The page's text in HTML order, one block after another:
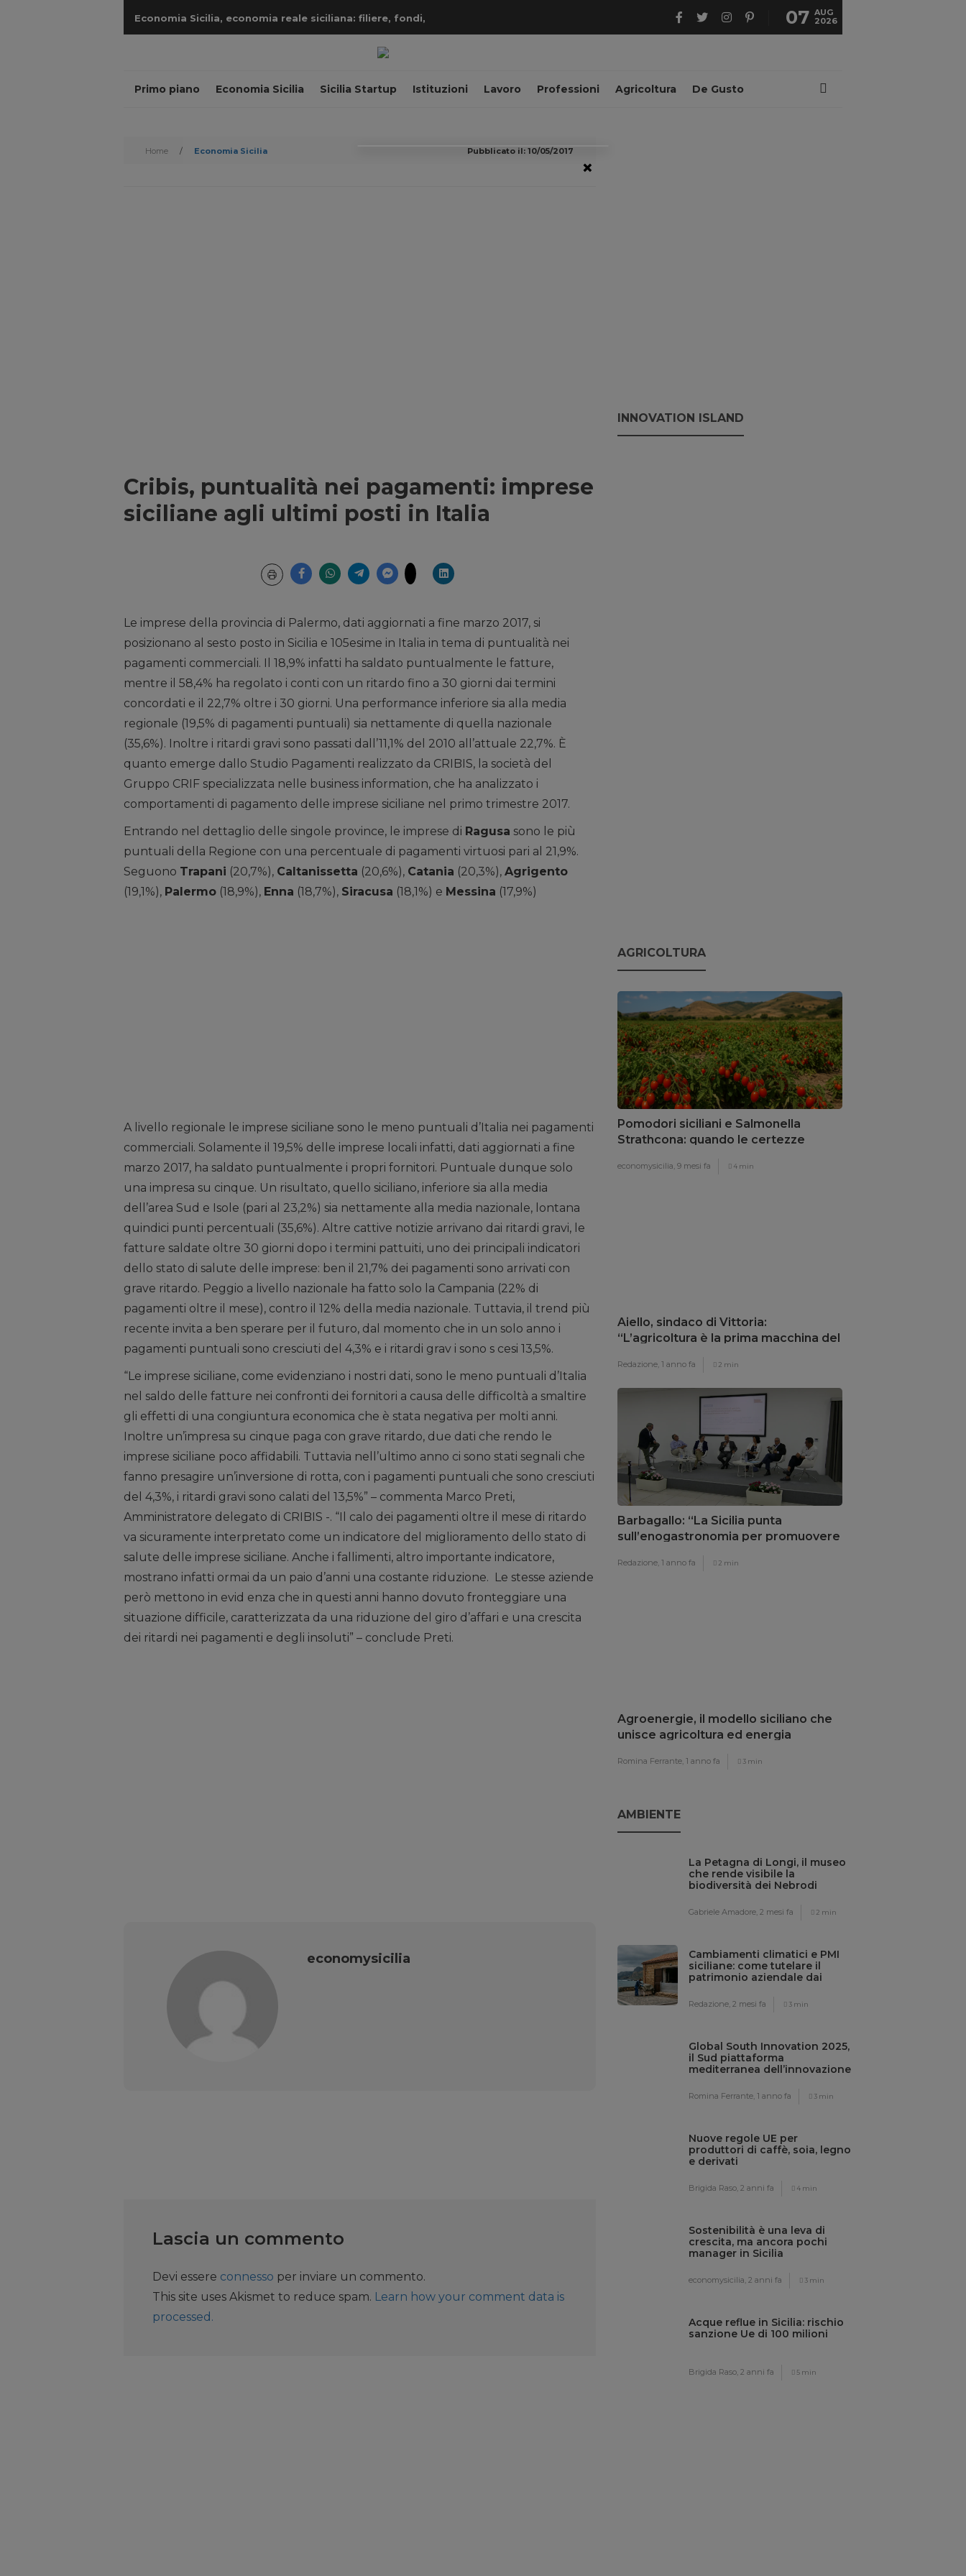
Economia Sicilia, economia reale siciliana: filiere, fondi, 07 AUG
2026
Primo piano Economia Sicilia Sicilia Startup Istituzioni Lavoro Professioni Agricoltura De Gusto
Home / Economia Sicilia Pubblicato il: 10/05/2017
Cribis, puntualità nei pagamenti: imprese
siciliane agli ultimi posti in Italia
Le imprese della provincia di Palermo, dati aggiornati a fine marzo 2017, si
posizionano al sesto posto in Sicilia e 105esime in Italia in tema di puntualità nei
pagamenti commerciali. Il 18,9% infatti ha saldato puntualmente le fatture,
mentre il 58,4% ha regolato i conti con un ritardo fino a 30 giorni dai termini
concordati e il 22,7% oltre i 30 giorni. Una performance inferiore sia alla media
regionale (19,5% di pagamenti puntuali) sia nettamente di quella nazionale
(35,6%). Inoltre i ritardi gravi sono passati dall’11,1% del 2010 all’attuale 22,7%. È
quanto emerge dallo Studio Pagamenti realizzato da CRIBIS, la società del
Gruppo CRIF specializzata nelle business information, che ha analizzato i
comportamenti di pagamento delle imprese siciliane nel primo trimestre 2017.
Entrando nel dettaglio delle singole province, le imprese di Ragusa sono le più
puntuali della Regione con una percentuale di pagamenti virtuosi pari al 21,9%.
Seguono Trapani (20,7%), Caltanissetta (20,6%), Catania (20,3%), Agrigento
(19,1%), Palermo (18,9%), Enna (18,7%), Siracusa (18,1%) e Messina (17,9%)
A livello regionale le imprese siciliane sono le meno puntuali d’Italia nei pagamenti
commerciali. Solamente il 19,5% delle imprese locali infatti, dati aggiornati a fine
marzo 2017, ha saldato puntualmente i propri fornitori. Puntuale dunque solo
una impresa su cinque. Un risultato, quello siciliano, inferiore sia alla media
dell’area Sud e Isole (pari al 23,2%) sia nettamente alla media nazionale, lontana
quindici punti percentuali (35,6%). Altre cattive notizie arrivano dai ritardi gravi, le
fatture saldate oltre 30 giorni dopo i termini pattuiti, uno dei principali indicatori
dello stato di salute delle imprese: ben il 21,7% dei pagamenti sono arrivati con
grave ritardo. Peggio a livello nazionale ha fatto solo la Campania (22% di
pagamenti oltre il mese), contro il 12% della media nazionale. Tuttavia, il trend più
recente invita a ben sperare per il futuro, dal momento che in un solo anno i
pagamenti puntuali sono cresciuti del 4,3% e i ritardi grav i sono s cesi 13,5%.
“Le imprese siciliane, come evidenziano i nostri dati, sono le meno puntuali d’Italia
nel saldo delle fatture nei confronti dei fornitori a causa delle difficoltà a smaltire
gli effetti di una congiuntura economica che è stata negativa per molti anni.
Inoltre un’impresa su cinque paga con grave ritardo, due dati che rendo le
imprese siciliane poco affidabili. Tuttavia nell’ultimo anno ci sono stati segnali che
fanno presagire un’inversione di rotta, con i pagamenti puntuali che sono cresciuti
del 4,3%, i ritardi gravi sono calati del 13,5%” – commenta Marco Preti,
Amministratore delegato di CRIBIS -. “Il calo dei pagamenti oltre il mese di ritardo
va sicuramente interpretato come un indicatore del miglioramento dello stato di
salute delle imprese siciliane. Anche i fallimenti, altro importante indicatore,
mostrano infatti ormai da un paio d’anni una costante riduzione. Le stesse aziende
però mettono in evid enza che in questi anni hanno dovuto fronteggiare una
situazione difficile, caratterizzata da una riduzione del giro d’affari e una crescita
dei ritardi nei pagamenti e degli insoluti” – conclude Preti.
economysicilia
Lascia un commento
Devi essere connesso per inviare un commento.
This site uses Akismet to reduce spam. Learn how your comment data is
processed.
INNOVATION ISLAND
AGRICOLTURA
Pomodori siciliani e Salmonella
Strathcona: quando le certezze
economysicilia, 9 mesi fa 4 min
Aiello, sindaco di Vittoria:
“L’agricoltura è la prima macchina del
Redazione, 1 anno fa 2 min
Barbagallo: “La Sicilia punta
sull’enogastronomia per promuovere
Redazione, 1 anno fa 2 min
Agroenergie, il modello siciliano che
unisce agricoltura ed energia
Romina Ferrante, 1 anno fa 3 min
AMBIENTE
La Petagna di Longi, il museo
che rende visibile la
biodiversità dei Nebrodi
Gabriele Amadore,2 mesi fa 2 min
Cambiamenti climatici e PMI
siciliane: come tutelare il
patrimonio aziendale dai
Redazione,2 mesi fa 3 min
Global South Innovation 2025,
il Sud piattaforma
mediterranea dell’innovazione
Romina Ferrante,1 anno fa 3 min
Nuove regole UE per
produttori di caffè, soia, legno
e derivati
Brigida Raso,2 anni fa 4 min
Sostenibilità è una leva di
crescita, ma ancora pochi
manager in Sicilia
economysicilia,2 anni fa 3 min
Acque reflue in Sicilia: rischio
sanzione Ue di 100 milioni
Brigida Raso,2 anni fa 5 min
×